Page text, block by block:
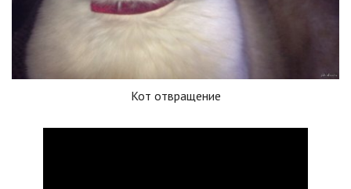
Кот отвращение